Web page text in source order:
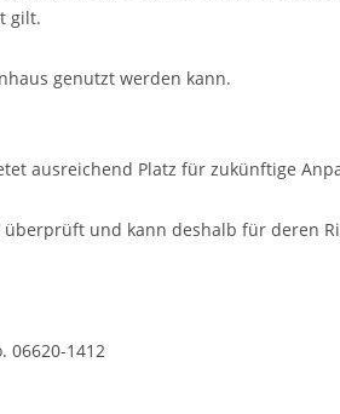
gilt.
genutzt werden kann.
ausreichend Platz für zukünftige
und kann deshalb für deren
06620-1412